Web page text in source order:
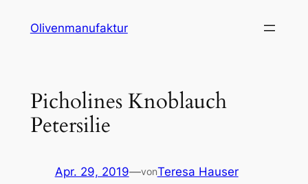
InhaltOlivenmanufaktur
Picholines Knoblauch
Petersilie
Apr. 29, 2019—vonTeresa Hauser